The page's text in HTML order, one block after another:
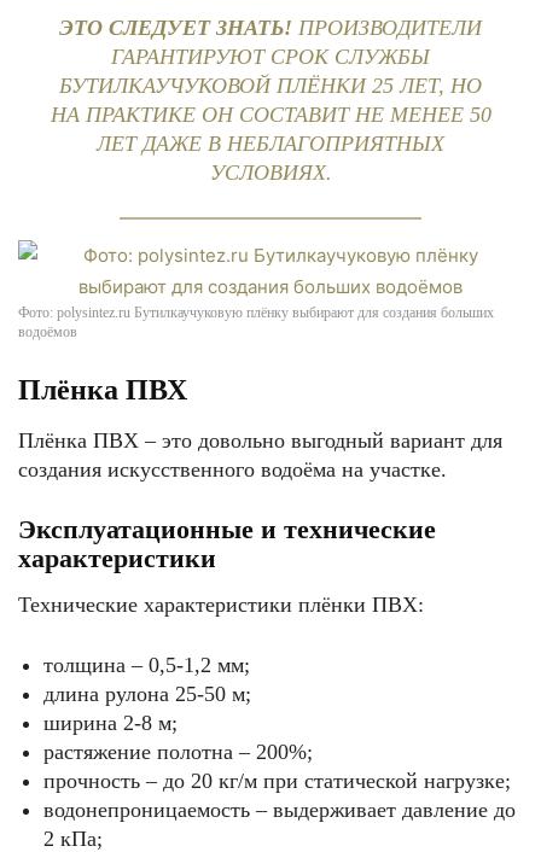
ЭТО СЛЕДУЕТ ЗНАТЬ! ПРОИЗВОДИТЕЛИ
ГАРАНТИРУЮТ СРОК СЛУЖБЫ
БУТИЛКАУЧУКОВОЙ ПЛЁНКИ 25 ЛЕТ, НО
НА ПРАКТИКЕ ОН СОСТАВИТ НЕ МЕНЕЕ 50
ЛЕТ ДАЖЕ В НЕБЛАГОПРИЯТНЫХ
УСЛОВИЯХ.
Фото: polysintez.ru Бутилкаучуковую плёнку выбирают для создания больших
водоёмов
Плёнка ПВХ
Плёнка ПВХ – это довольно выгодный вариант для
создания искусственного водоёма на участке.
Эксплуатационные и технические
характеристики
Технические характеристики плёнки ПВХ:
толщина – 0,5-1,2 мм;
длина рулона 25-50 м;
ширина 2-8 м;
растяжение полотна – 200%;
прочность – до 20 кг/м при статической нагрузке;
водонепроницаемость – выдерживает давление до
2 кПа;